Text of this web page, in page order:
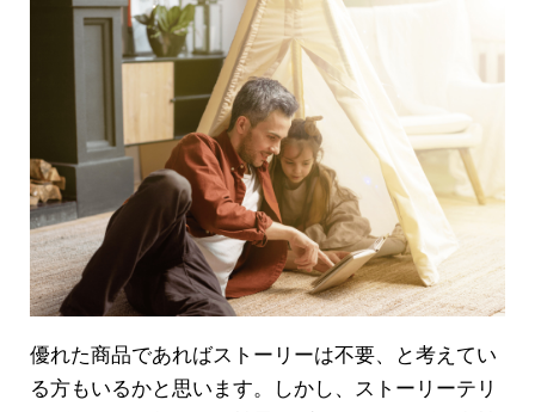
優れた商品であればストーリーは不要、と考えてい
る方もいるかと思います。しかし、ストーリーテリ